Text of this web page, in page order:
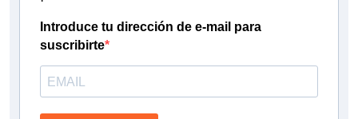
Introduce tu dirección de e-mail para
suscribirte